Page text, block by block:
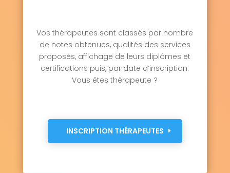
Vos thérapeutes sont classés par nombre
de notes obtenues, qualités des services
proposés, affichage de leurs diplômes et
certifications puis, par date d’inscription.
Vous êtes thérapeute ?
INSCRIPTION THÉRAPEUTES